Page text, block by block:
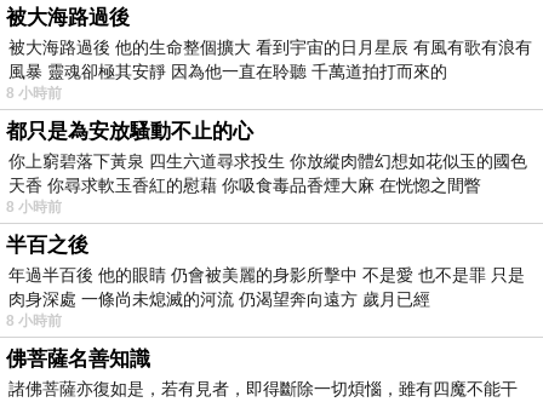
被大海路過後
被大海路過後 他的生命整個擴大 看到宇宙的日月星辰 有風有歌有浪有
風暴 靈魂卻極其安靜 因為他一直在聆聽 千萬道拍打而來的
8 小時前
都只是為安放騷動不止的心
你上窮碧落下黃泉 四生六道尋求投生 你放縱肉體幻想如花似玉的國色
天香 你尋求軟玉香紅的慰藉 你吸食毒品香煙大麻 在恍惚之間瞥
8 小時前
半百之後
年過半百後 他的眼睛 仍會被美麗的身影所擊中 不是愛 也不是罪 只是
肉身深處 一條尚未熄滅的河流 仍渴望奔向遠方 歲月已經
8 小時前
佛菩薩名善知識
諸佛菩薩亦復如是，若有見者，即得斷除一切煩惱，雖有四魔不能干